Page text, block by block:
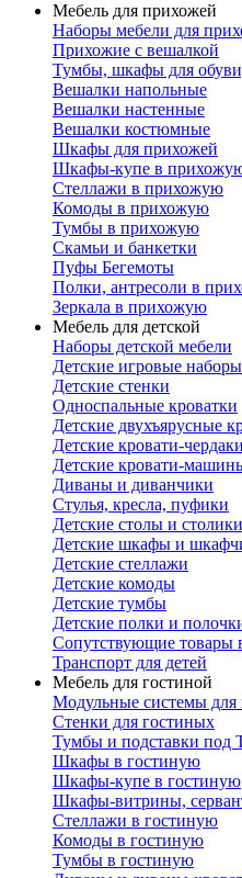
Мебель для прихожей
Наборы мебели для
Прихожие с вешалкой
Тумбы, шкафы для
Вешалки напольные
Вешалки настенные
Вешалки костюмные
Шкафы для прихожей
Шкафы-купе в
Стеллажи в прихожую
Комоды в прихожую
Тумбы в прихожую
Скамьи и банкетки
Пуфы Бегемоты
Полки, антресоли в
Зеркала в прихожую
Мебель для детской
Наборы детской мебели
Детские игровые наборы
Детские стенки
Односпальные кроватки
Детские двухъярусные
Детские кровати-чердаки
Детские кровати-
Диваны и диванчики
Стулья, кресла, пуфики
Детские столы и столики
Детские шкафы и
Детские стеллажи
Детские комоды
Детские тумбы
Детские полки и
Сопутствующие товары
Транспорт для детей
Мебель для гостиной
Модульные системы для
Стенки для гостиных
Тумбы и подставки под
Шкафы в гостиную
Шкафы-купе в гостиную
Шкафы-витрины,
Стеллажи в гостиную
Комоды в гостиную
Тумбы в гостиную